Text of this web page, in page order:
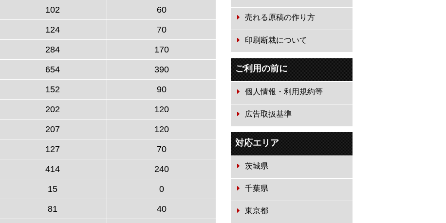
102 60
124 70
284 170
654 390
152 90
202 120
207 120
127 70
414 240
15 0
81 40
売れる原稿の作り方
印刷断裁について
ご利用の前に
個人情報・利用規約等
広告取扱基準
対応エリア
茨城県
千葉県
東京都